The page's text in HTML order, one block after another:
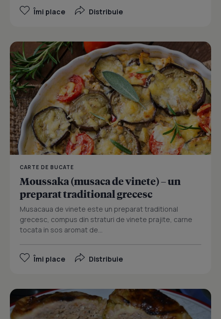
Îmi place Distribuie
CARTE DE BUCATE
Moussaka (musaca de vinete) – un
preparat traditional grecesc
Musacaua de vinete este un preparat traditional
grecesc, compus din straturi de vinete prajite, carne
tocata in sos aromat de...
Îmi place Distribuie